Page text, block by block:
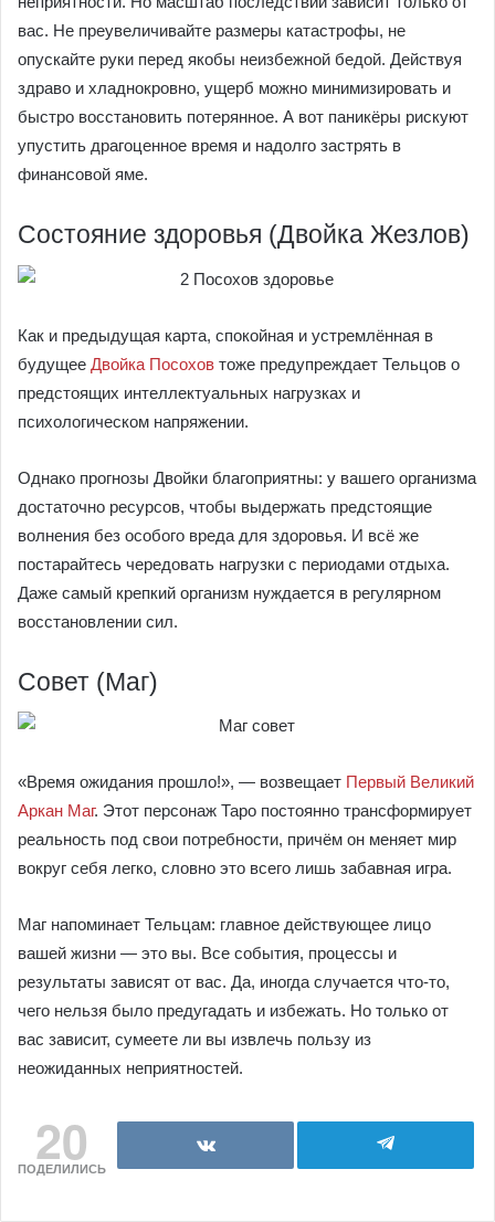
вас. Не преувеличивайте размеры катастрофы, не
опускайте руки перед якобы неизбежной бедой. Действуя
здраво и хладнокровно, ущерб можно минимизировать и
быстро восстановить потерянное. А вот паникёры рискуют
упустить драгоценное время и надолго застрять в
финансовой яме.
Состояние здоровья (Двойка Жезлов)
Как и предыдущая карта, спокойная и устремлённая в
будущее Двойка Посохов тоже предупреждает Тельцов о
предстоящих интеллектуальных нагрузках и
психологическом напряжении.
Однако прогнозы Двойки благоприятны: у вашего организма
достаточно ресурсов, чтобы выдержать предстоящие
волнения без особого вреда для здоровья. И всё же
постарайтесь чередовать нагрузки с периодами отдыха.
Даже самый крепкий организм нуждается в регулярном
восстановлении сил.
Совет (Маг)
«Время ожидания прошло!», — возвещает Первый Великий
Аркан Маг. Этот персонаж Таро постоянно трансформирует
реальность под свои потребности, причём он меняет мир
вокруг себя легко, словно это всего лишь забавная игра.
Маг напоминает Тельцам: главное действующее лицо
вашей жизни — это вы. Все события, процессы и
результаты зависят от вас. Да, иногда случается что-то,
чего нельзя было предугадать и избежать. Но только от
вас зависит, сумеете ли вы извлечь пользу из
неожиданных неприятностей.
20
ПОДЕЛИЛИСЬ